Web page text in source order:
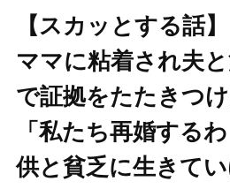
【スカッとする話
ママに粘着され夫
で証拠をたたきつ
「私たち再婚する
供と貧乏に生きて